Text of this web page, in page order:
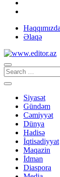
Haqqımızda
Əlaqə
Siyasət
Gündəm
Cəmiyyət
Dünya
Hadisə
İqtisadiyyat
Maqazin
İdman
Diaspora